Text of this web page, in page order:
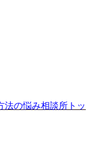
法の悩み相談所トッ